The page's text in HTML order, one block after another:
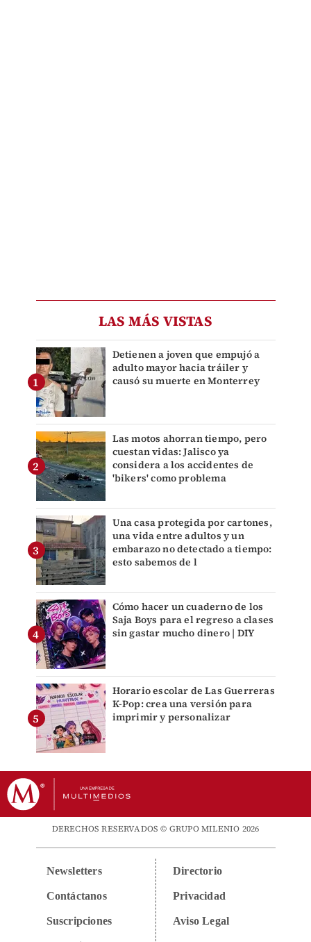
LAS MÁS VISTAS
Detienen a joven que empujó a
adulto mayor hacia tráiler y
causó su muerte en Monterrey
Las motos ahorran tiempo, pero
cuestan vidas: Jalisco ya
considera a los accidentes de
'bikers' como problema
Una casa protegida por cartones,
una vida entre adultos y un
embarazo no detectado a tiempo:
esto sabemos de l
Cómo hacer un cuaderno de los
Saja Boys para el regreso a clases
sin gastar mucho dinero | DIY
Horario escolar de Las Guerreras
K-Pop: crea una versión para
imprimir y personalizar
DERECHOS RESERVADOS © GRUPO MILENIO 2026
Newsletters
Contáctanos
Suscripciones
Directorio
Privacidad
Aviso Legal